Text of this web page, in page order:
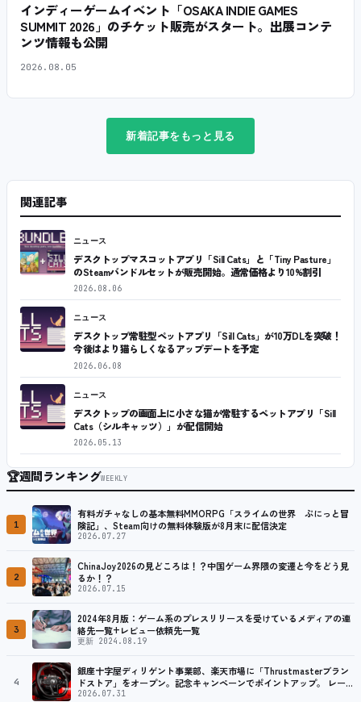
インディーゲームイベント「OSAKA INDIE GAMES
SUMMIT 2026」のチケット販売がスタート。出展コンテ
ンツ情報も公開
2026.08.05
新着記事をもっと見る
関連記事
ニュース
デスクトップマスコットアプリ「Sill Cats」と「Tiny Pasture」
のSteamバンドルセットが販売開始。通常価格より10%割引
2026.08.06
ニュース
デスクトップ常駐型ペットアプリ「Sill Cats」が10万DLを突破！
今後はより猫らしくなるアップデートを予定
2026.06.08
ニュース
デスクトップの画面上に小さな猫が常駐するペットアプリ「Sill
Cats（シルキャッツ）」が配信開始
2026.05.13
🏆週間ランキングWEEKLY
1
有料ガチャなしの基本無料MMORPG「スライムの世界 ぷにっと冒
険記」、Steam向けの無料体験版が8月末に配信決定
2026.07.27
2
ChinaJoy2026の見どころは！？中国ゲーム界隈の変遷と今をどう見
るか！？
2026.07.15
3
2024年8月版：ゲーム系のプレスリリースを受けているメディアの連
絡先一覧+レビュー依頼先一覧
更新 2024.08.19
4
銀座十字屋ディリゲント事業部、楽天市場に「Thrustmasterブラン
ドストア」をオープン。記念キャンペーンでポイントアップ。 レーシ
ング／フライトシム向けコントローラーを中心に、幅広くラインナッ
2026.07.31